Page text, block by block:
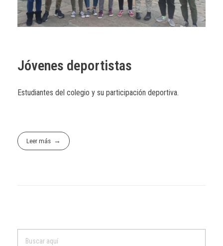
Jóvenes deportistas
Estudiantes del colegio y su participación deportiva.
Leer más